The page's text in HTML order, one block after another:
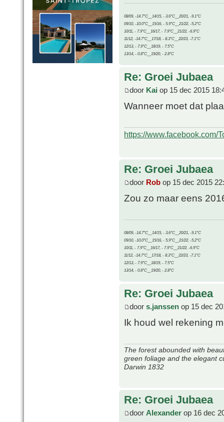
08/09, -14.7°C__14/15, - 3.6°C__20/21, -9.1°C
09/10, -10.0°C__15/16, - 5.9°C__21/22, -5.2°C
10/11, - 7.9°C__16/17, - 7.9°C__21/22, -6.9°C
11/12, -14.7°C__17/18, - 8.3°C__22/23, -7.1°C
12/13, - 7.9°C__18/19, - 7.5°C
13/14, - 0.8°C__19/20, - 2.8°C
Re: Groei Jubaea
door Kai op 15 dec 2015
Wanneer moet dat
https://www.facebook.com/
Re: Groei Jubaea
door Rob op 15 dec 2015
Zou zo maar eens
08/09, -14.7°C__14/15, - 3.6°C__20/21, -9.1°C
09/10, -10.0°C__15/16, - 5.9°C__21/22, -5.2°C
10/11, - 7.9°C__16/17, - 7.9°C__21/22, -6.9°C
11/12, -14.7°C__17/18, - 8.3°C__22/23, -7.1°C
12/13, - 7.9°C__18/19, - 7.5°C
13/14, - 0.8°C__19/20, - 2.8°C
Re: Groei Jubaea
door s.janssen op 15 dec
Ik houd wel rekening
The forest abounded with
green foliage and the elegant
Darwin 1832
Re: Groei Jubaea
door Alexander op 16 dec